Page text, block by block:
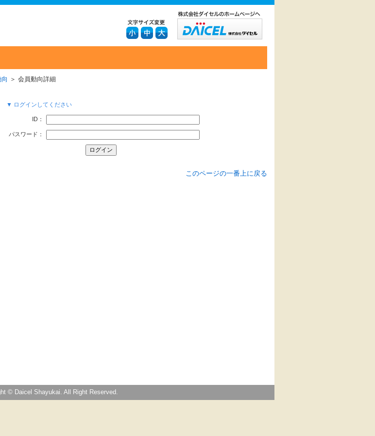
＞ 会員動向詳細
▼ ログインしてください
ID：
パスワード：
このページの一番上に戻る
© Daicel Shayukai. All Right Reserved.